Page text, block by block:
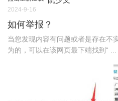
2024-9-16
如何举报？
当您发现内容有问题或者是存在不
为的，可以在该网页最下端找到“ ...